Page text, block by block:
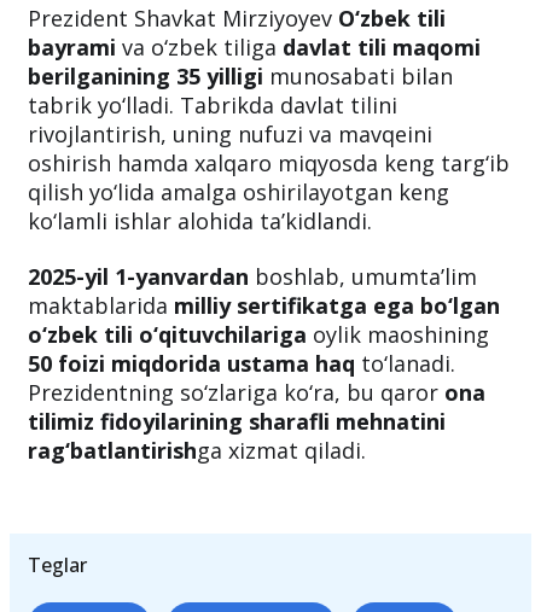
Prezident Shavkat MirziyoyevO‘zbek tili
bayramiva o‘zbek tiligadavlat tili maqomi
berilganining 35 yilligimunosabati bilan
tabrik yo‘lladi. Tabrikda davlat tilini
rivojlantirish, uning nufuzi va mavqeini
qilish yo‘lida amalga oshirilayotgan keng
ko‘lamli ishlar alohida ta’kidlandi.
2025-yil 1-yanvardanboshlab, umumta’lim
maktablarida milliy sertifikatga ega bo‘lgan
o‘zbek tili o‘qituvchilarigaoylik maoshining
50 foizi miqdorida ustama haqto‘lanadi.